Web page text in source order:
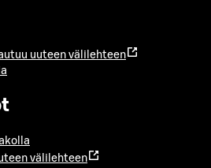
uuteen välilehteen
välilehteen